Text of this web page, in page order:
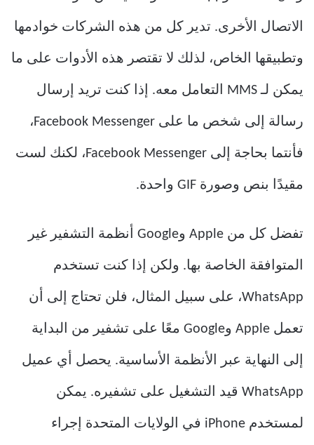
الاتصال الأخرى. تدير كل من هذه الشركات خوادمها
وتطبيقها الخاص، لذلك لا تقتصر هذه الأدوات على ما
يمكن لـ MMS التعامل معه. إذا كنت تريد إرسال
رسالة إلى شخص ما على Facebook Messenger،
فأنتما بحاجة إلى Facebook Messenger، لكنك لست
مقيدًا بنص وصورة GIF واحدة.
تفضل كل من Apple وGoogle أنظمة التشفير غير
المتوافقة الخاصة بها. ولكن إذا كنت تستخدم
WhatsApp، على سبيل المثال، فلن تحتاج إلى أن
تعمل Apple وGoogle معًا على تشفير من البداية
إلى النهاية عبر الأنظمة الأساسية. يحصل أي عميل
WhatsApp قيد التشغيل على تشفيره. يمكن
لمستخدم iPhone في الولايات المتحدة إجراء